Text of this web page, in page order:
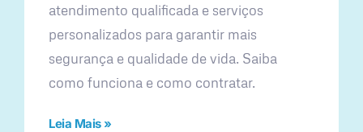
atendimento qualificada e serviços
personalizados para garantir mais
segurança e qualidade de vida. Saiba
como funciona e como contratar.
Leia Mais »